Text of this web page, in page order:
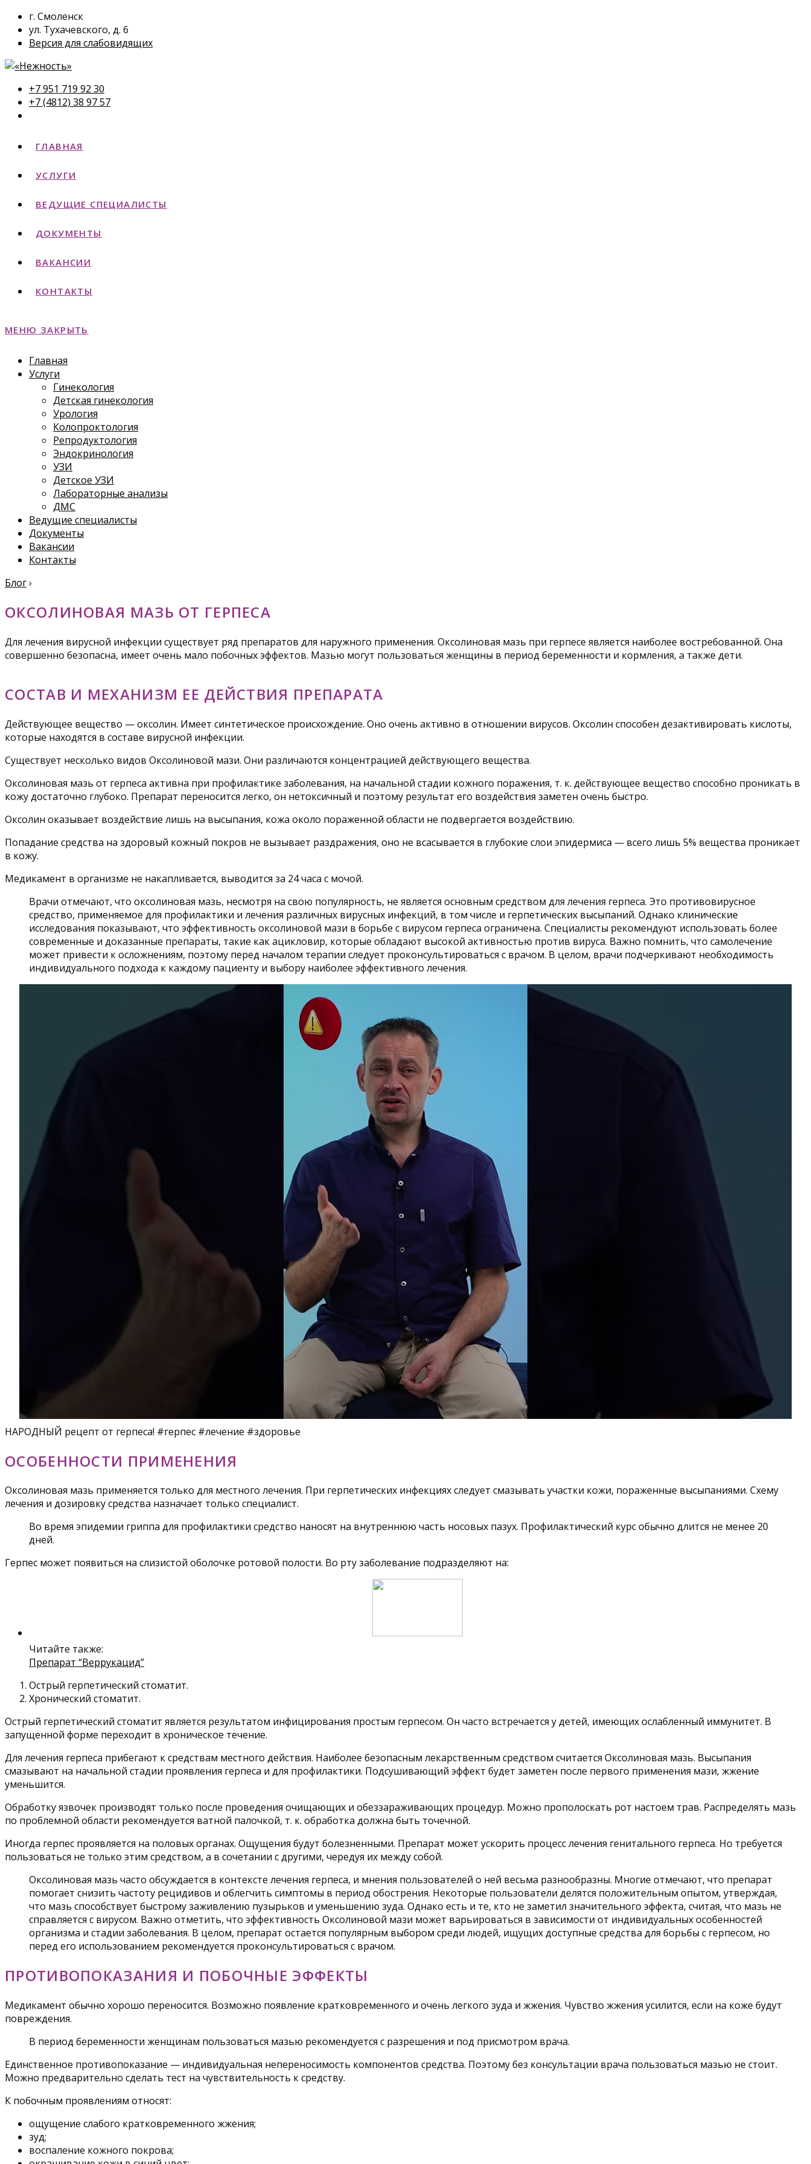
г. Смоленск
ул. Тухачевского, д. 6
Версия для слабовидящих
+7 951 719 92 30
+7 (4812) 38 97 57
ГЛАВНАЯ
УСЛУГИ
ВЕДУЩИЕ СПЕЦИАЛИСТЫ
ДОКУМЕНТЫ
ВАКАНСИИ
КОНТАКТЫ
МЕНЮ ЗАКРЫТЬ
Главная
Услуги
Гинекология
Детская гинекология
Урология
Колопроктология
Репродуктология
Эндокринология
УЗИ
Детское УЗИ
Лабораторные анализы
ДМС
Ведущие специалисты
Документы
Вакансии
Контакты
Блог›
ОКСОЛИНОВАЯ МАЗЬ ОТ ГЕРПЕСА
Для лечения вирусной инфекции существует ряд препаратов для наружного применения. Оксолиновая мазь при герпесе является наиболее востребованной. Она
совершенно безопасна, имеет очень мало побочных эффектов. Мазью могут пользоваться женщины в период беременности и кормления, а также дети.
СОСТАВ И МЕХАНИЗМ ЕЕ ДЕЙСТВИЯ ПРЕПАРАТА
Действующее вещество — оксолин. Имеет синтетическое происхождение. Оно очень активно в отношении вирусов. Оксолин способен дезактивировать кислоты,
которые находятся в составе вирусной инфекции.
Существует несколько видов Оксолиновой мази. Они различаются концентрацией действующего вещества.
Оксолиновая мазь от герпеса активна при профилактике заболевания, на начальной стадии кожного поражения, т. к. действующее вещество способно проникать в
кожу достаточно глубоко. Препарат переносится легко, он нетоксичный и поэтому результат его воздействия заметен очень быстро.
Оксолин оказывает воздействие лишь на высыпания, кожа около пораженной области не подвергается воздействию.
Попадание средства на здоровый кожный покров не вызывает раздражения, оно не всасывается в глубокие слои эпидермиса — всего лишь 5% вещества проникает
в кожу.
Медикамент в организме не накапливается, выводится за 24 часа с мочой.
Врачи отмечают, что оксолиновая мазь, несмотря на свою популярность, не является основным средством для лечения герпеса. Это противовирусное
средство, применяемое для профилактики и лечения различных вирусных инфекций, в том числе и герпетических высыпаний. Однако клинические
исследования показывают, что эффективность оксолиновой мази в борьбе с вирусом герпеса ограничена. Специалисты рекомендуют использовать более
современные и доказанные препараты, такие как ацикловир, которые обладают высокой активностью против вируса. Важно помнить, что самолечение
может привести к осложнениям, поэтому перед началом терапии следует проконсультироваться с врачом. В целом, врачи подчеркивают необходимость
индивидуального подхода к каждому пациенту и выбору наиболее эффективного лечения.
НАРОДНЫЙ рецепт от герпеса! #герпес #лечение #здоровье
ОСОБЕННОСТИ ПРИМЕНЕНИЯ
Оксолиновая мазь применяется только для местного лечения. При герпетических инфекциях следует смазывать участки кожи, пораженные высыпаниями. Схему
лечения и дозировку средства назначает только специалист.
Во время эпидемии гриппа для профилактики средство наносят на внутреннюю часть носовых пазух. Профилактический курс обычно длится не менее 20
дней.
Герпес может появиться на слизистой оболочке ротовой полости. Во рту заболевание подразделяют на:
Читайте также:
Препарат “Веррукацид”
Острый герпетический стоматит.
Хронический стоматит.
Острый герпетический стоматит является результатом инфицирования простым герпесом. Он часто встречается у детей, имеющих ослабленный иммунитет. В
запущенной форме переходит в хроническое течение.
Для лечения герпеса прибегают к средствам местного действия. Наиболее безопасным лекарственным средством считается Оксолиновая мазь. Высыпания
смазывают на начальной стадии проявления герпеса и для профилактики. Подсушивающий эффект будет заметен после первого применения мази, жжение
уменьшится.
Обработку язвочек производят только после проведения очищающих и обеззараживающих процедур. Можно прополоскать рот настоем трав. Распределять мазь
по проблемной области рекомендуется ватной палочкой, т. к. обработка должна быть точечной.
Иногда герпес проявляется на половых органах. Ощущения будут болезненными. Препарат может ускорить процесс лечения генитального герпеса. Но требуется
пользоваться не только этим средством, а в сочетании с другими, чередуя их между собой.
Оксолиновая мазь часто обсуждается в контексте лечения герпеса, и мнения пользователей о ней весьма разнообразны. Многие отмечают, что препарат
помогает снизить частоту рецидивов и облегчить симптомы в период обострения. Некоторые пользователи делятся положительным опытом, утверждая,
что мазь способствует быстрому заживлению пузырьков и уменьшению зуда. Однако есть и те, кто не заметил значительного эффекта, считая, что мазь не
справляется с вирусом. Важно отметить, что эффективность Оксолиновой мази может варьироваться в зависимости от индивидуальных особенностей
организма и стадии заболевания. В целом, препарат остается популярным выбором среди людей, ищущих доступные средства для борьбы с герпесом, но
перед его использованием рекомендуется проконсультироваться с врачом.
ПРОТИВОПОКАЗАНИЯ И ПОБОЧНЫЕ ЭФФЕКТЫ
Медикамент обычно хорошо переносится. Возможно появление кратковременного и очень легкого зуда и жжения. Чувство жжения усилится, если на коже будут
повреждения.
В период беременности женщинам пользоваться мазью рекомендуется с разрешения и под присмотром врача.
Единственное противопоказание — индивидуальная непереносимость компонентов средства. Поэтому без консультации врача пользоваться мазью не стоит.
Можно предварительно сделать тест на чувствительность к средству.
К побочным проявлениям относят:
ощущение слабого кратковременного жжения;
зуд;
воспаление кожного покрова;